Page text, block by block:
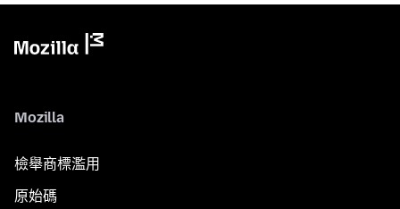
Mozilla
檢舉商標濫用
原始碼